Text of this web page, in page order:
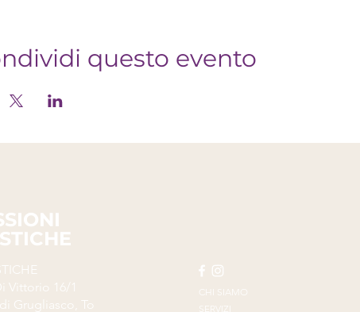
questo evento
Vittorio 16/1
Grugliasco, To
CHI SIAMO
SERVIZI